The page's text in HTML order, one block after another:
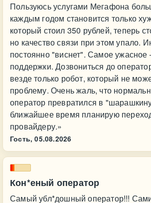
Пользуюсь услугами Мегафона
каждым годом становится только
который стоил 350 рублей, теперь
но качество связи при этом упало.
постоянно "виснет". Самое
поддержки. Дозвониться до
везде только робот, который не
проблему. Очень жаль, что
оператор превратился в
ближайшее время планирую
провайдеру.»
Гость, 05.08.2026
Кон*еный оператор
Самый убл*дошный оператор!!!